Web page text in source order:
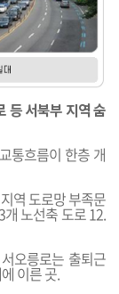
등 서북부 지역 숨
통흐름이 한층 개
역 도로망 부족문
노선축 도로 12.
오릉로는 출퇴근
이른 곳.